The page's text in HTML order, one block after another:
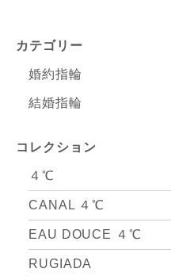
カテゴリー
婚約指輪
結婚指輪
コレクション
４℃
CANAL ４℃
EAU DOUCE ４℃
RUGIADA